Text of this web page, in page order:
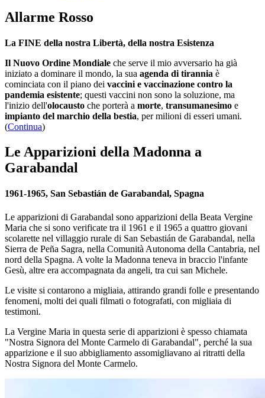
Allarme Rosso
La FINE della nostra Libertà, della nostra Esistenza
Il Nuovo Ordine Mondiale che serve il mio avversario ha già
iniziato a dominare il mondo, la sua agenda di tirannia è
cominciata con il piano dei vaccini e vaccinazione contro la
pandemia esistente; questi vaccini non sono la soluzione, ma
l'inizio dell'olocausto che porterà a morte, transumanesimo e
impianto del marchio della bestia, per milioni di esseri umani.
(Continua)
Le Apparizioni della Madonna a
Garabandal
1961-1965, San Sebastián de Garabandal, Spagna
Le apparizioni di Garabandal sono apparizioni della Beata Vergine
Maria che si sono verificate tra il 1961 e il 1965 a quattro giovani
scolarette nel villaggio rurale di San Sebastián de Garabandal, nella
Sierra de Peña Sagra, nella Comunità Autonoma della Cantabria, nel
nord della Spagna. A volte la Madonna teneva in braccio l'infante
Gesù, altre era accompagnata da angeli, tra cui san Michele.
Le visite si contarono a migliaia, attirando grandi folle e presentando
fenomeni, molti dei quali filmati o fotografati, con migliaia di
testimoni.
La Vergine Maria in questa serie di apparizioni è spesso chiamata
"Nostra Signora del Monte Carmelo di Garabandal", perché la sua
apparizione e il suo abbigliamento assomigliavano ai ritratti della
Nostra Signora del Monte Carmelo.